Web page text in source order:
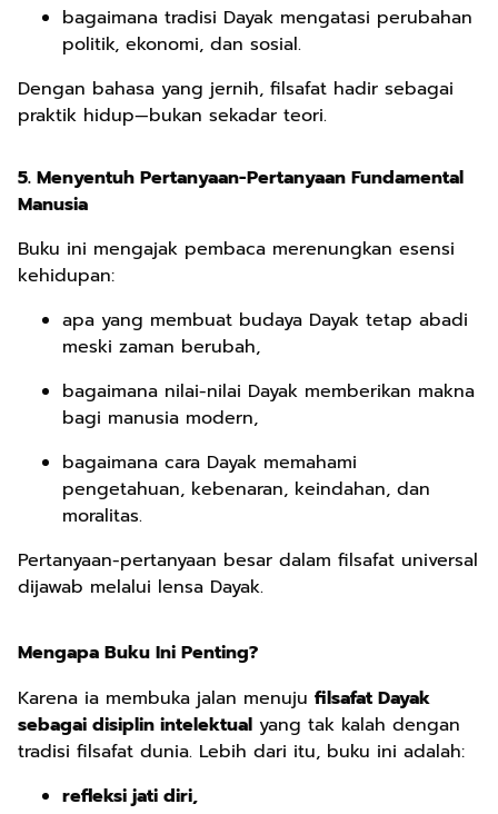
bagaimana tradisi Dayak mengatasi perubahan
politik, ekonomi, dan sosial.
Dengan bahasa yang jernih, filsafat hadir sebagai
praktik hidup—bukan sekadar teori.
5. Menyentuh Pertanyaan-Pertanyaan Fundamental
Manusia
Buku ini mengajak pembaca merenungkan esensi
kehidupan:
apa yang membuat budaya Dayak tetap abadi
meski zaman berubah,
bagaimana nilai-nilai Dayak memberikan makna
bagi manusia modern,
bagaimana cara Dayak memahami
pengetahuan, kebenaran, keindahan, dan
moralitas.
Pertanyaan-pertanyaan besar dalam filsafat universal
dijawab melalui lensa Dayak.
Mengapa Buku Ini Penting?
Karena ia membuka jalan menuju filsafat Dayak
sebagai disiplin intelektual yang tak kalah dengan
tradisi filsafat dunia. Lebih dari itu, buku ini adalah:
refleksi jati diri,